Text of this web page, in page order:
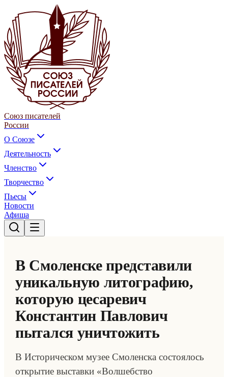
Союз писателей
России
О Союзе
Деятельность
Членство
Творчество
Пьесы
Новости
Афиша
В Смоленске представили
уникальную литографию,
которую цесаревич
Константин Павлович
пытался уничтожить
В Историческом музее Смоленска состоялось
открытие выставки «Волшебство